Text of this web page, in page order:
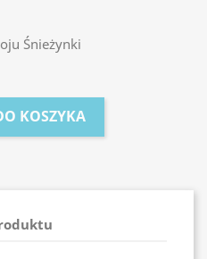
Śnieżynki
KOSZYKA